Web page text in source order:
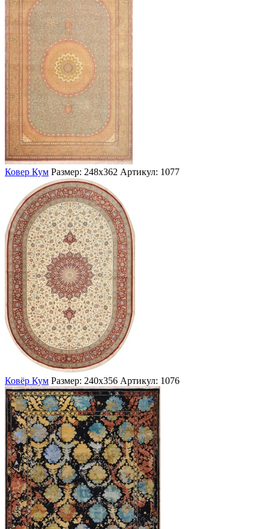
Ковер Кум Размер: 248х362 Артикул: 1077
Ковёр Кум Размер: 240х356 Артикул: 1076